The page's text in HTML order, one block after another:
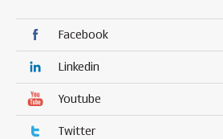
Facebook
Linkedin
Youtube
Twitter